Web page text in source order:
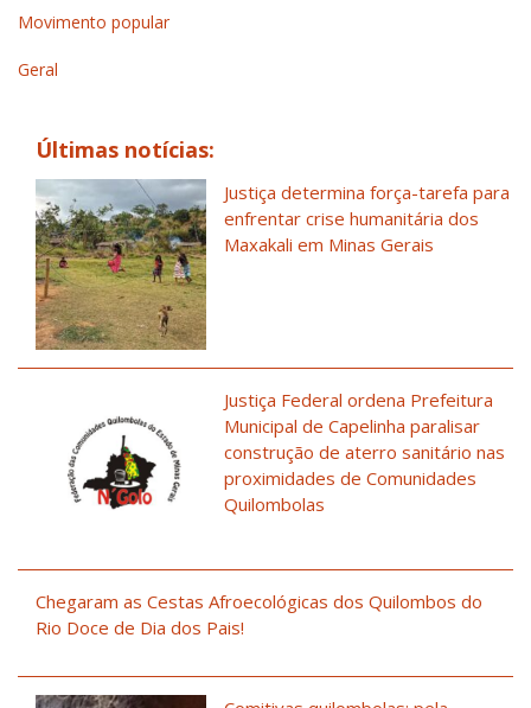
Movimento popular
Geral
Últimas notícias:
Justiça determina força-tarefa para
enfrentar crise humanitária dos
Maxakali em Minas Gerais
Justiça Federal ordena Prefeitura
Municipal de Capelinha paralisar
construção de aterro sanitário nas
proximidades de Comunidades
Quilombolas
Chegaram as Cestas Afroecológicas dos Quilombos do
Rio Doce de Dia dos Pais!